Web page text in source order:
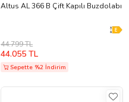
Altus AL 366 B Çift Kapılı Buzdolabı
44.799 TL
44.055 TL
Sepette %2 İndirim